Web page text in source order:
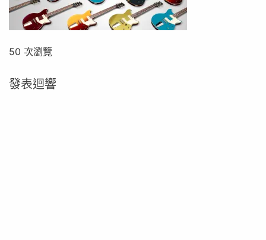
50 次瀏覽
發表迴響